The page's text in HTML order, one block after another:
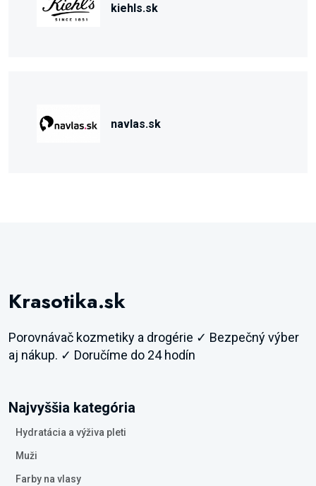
kiehls.sk
navlas.sk
Krasotika.sk
Porovnávač kozmetiky a drogérie ✓ Bezpečný výber
aj nákup. ✓ Doručíme do 24 hodín
Najvyššia kategória
Hydratácia a výživa pleti
Muži
Farby na vlasy